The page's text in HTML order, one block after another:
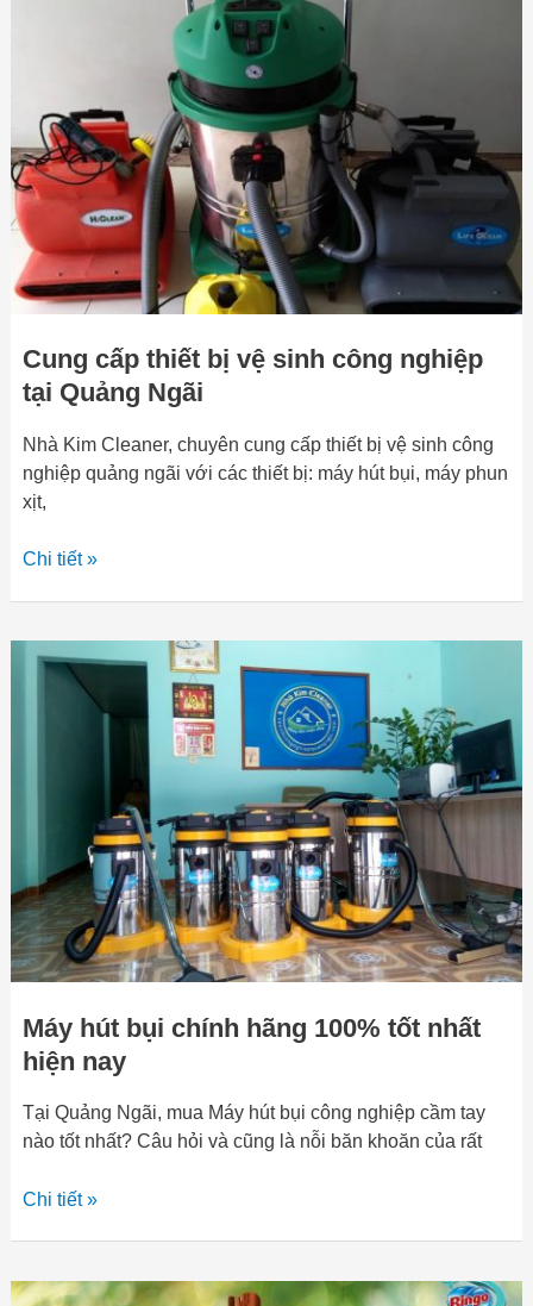
Cung cấp thiết bị vệ sinh công nghiệp
tại Quảng Ngãi
Nhà Kim Cleaner, chuyên cung cấp thiết bị vệ sinh công
nghiệp quảng ngãi với các thiết bị: máy hút bụi, máy phun
xịt,
sinh
công
nghiệp
Quảng
Ngãi
Chi tiết »
Máy hút bụi chính hãng 100% tốt nhất
hiện nay
Tại Quảng Ngãi, mua Máy hút bụi công nghiệp cầm tay
nào tốt nhất? Câu hỏi và cũng là nỗi băn khoăn của rất
Máy
hiện
nay
Chi tiết »
Nước